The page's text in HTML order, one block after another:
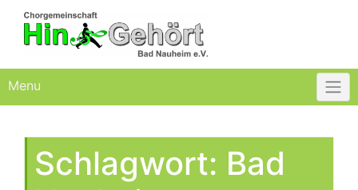
content
Menu
Schlagwort: Bad